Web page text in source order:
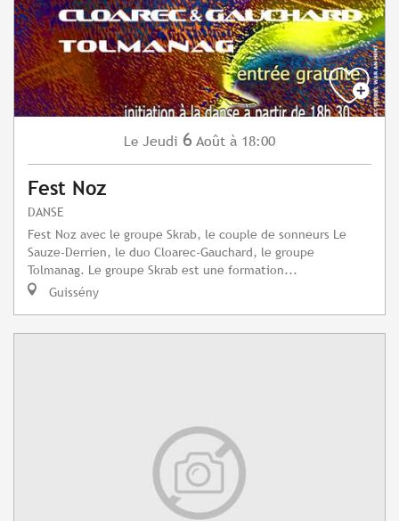
Le Jeudi 6 Août à 18:00
Fest Noz
DANSE
Fest Noz avec le groupe Skrab, le couple de sonneurs Le
Sauze-Derrien, le duo Cloarec-Gauchard, le groupe
Tolmanag. Le groupe Skrab est une formation...
Guissény